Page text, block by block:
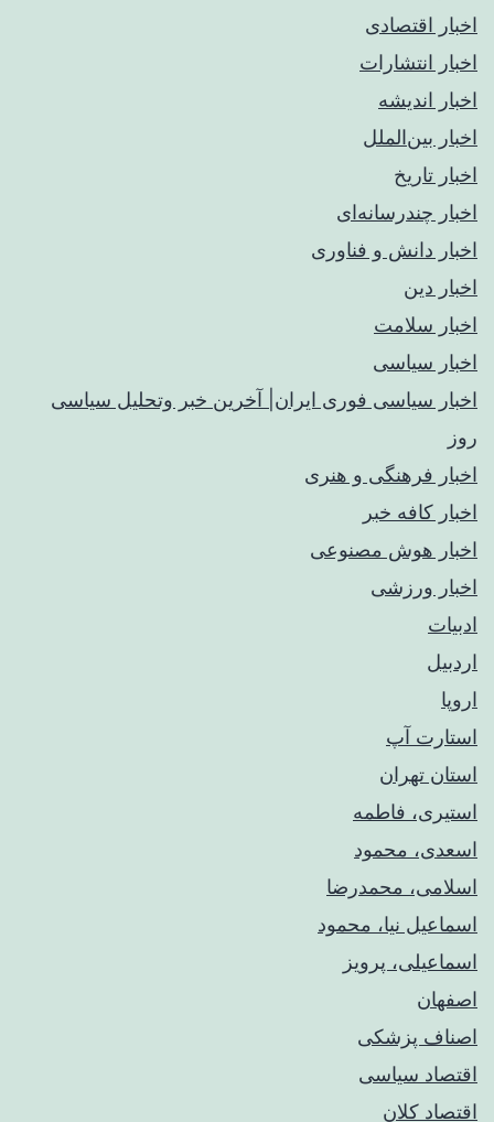
اخبار اقتصادی
اخبار انتشارات
اخبار اندیشه
اخبار بین‌الملل
اخبار تاریخ
اخبار چندرسانه‌ای
اخبار دانش و فناوری
اخبار دین
اخبار سلامت
اخبار سیاسی
اخبار سیاسی فوری ایران| آخرین خبر وتحلیل سیاسی
روز
اخبار فرهنگی و هنری
اخبار کافه خبر
اخبار هوش مصنوعی
اخبار ورزشی
ادبیات
اردبیل
اروپا
استارت آپ
استان تهران
استیری، فاطمه
اسعدی، محمود
اسلامی، محمدرضا
اسماعیل نیا، محمود
اسماعیلی، پرویز
اصفهان
اصناف پزشکی
اقتصاد سیاسی
اقتصاد کلان